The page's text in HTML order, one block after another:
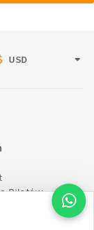
USD
Biletów